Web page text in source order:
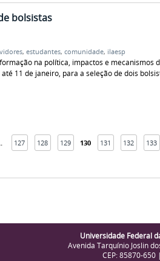
bolsistas
, estudantes, comunidade, ilaesp
na política, impactos e mecanismos
11 de janeiro, para a seleção de dois
127 128 129 130 131 132 133
Universidade Federal
Avenida Tarquínio Joslin
CEP: 85870-650